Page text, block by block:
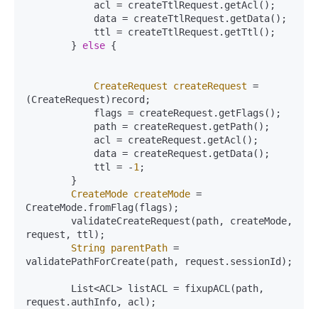
        }
else {
CreateRequest createRequest =
(CreateRequest)record;
            ttl = -
1 ;
CreateMode createMode =
CreateMode.fromFlag(flags);
request, ttl);
String parentPath =
validatePathForCreate(path, request.sessionId);
request.authInfo, acl);